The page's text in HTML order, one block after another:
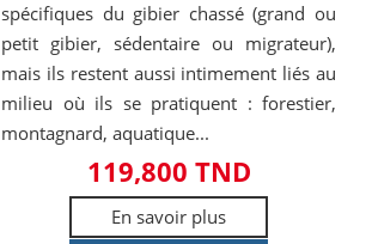
spécifiques du gibier chassé (grand ou
petit gibier, sédentaire ou migrateur),
mais ils restent aussi intimement liés au
milieu où ils se pratiquent : forestier,
montagnard, aquatique...
119,800 TND
En savoir plus